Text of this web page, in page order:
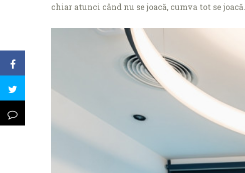
chiar atunci când nu se joacă, cumva tot se joacă.